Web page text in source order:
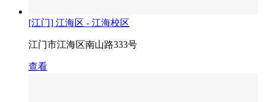
[江门] 江海区 - 江海校区
江门市江海区南山路333号
查看